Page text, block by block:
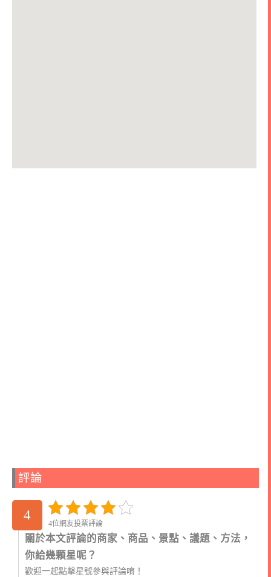
評論
4
4位網友投票評論
關於本文評論的商家、商品、景點、議題、方法，
你給幾顆星呢？
歡迎一起點擊星號參與評論唷！